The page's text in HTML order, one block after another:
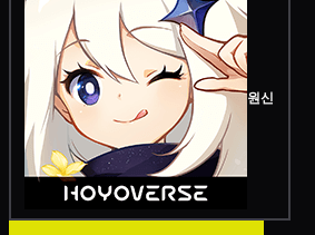
원신